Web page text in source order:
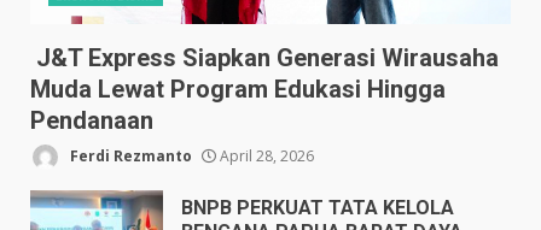
J&T Express Siapkan Generasi Wirausaha
Muda Lewat Program Edukasi Hingga
Pendanaan
Ferdi Rezmanto April 28, 2026
BNPB PERKUAT TATA KELOLA